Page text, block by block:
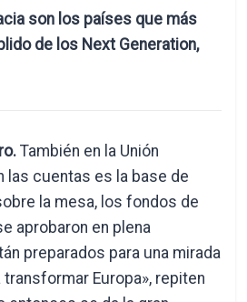
son los países que más
de los Next Generation,
También en la Unión
las cuentas es la base de
la mesa, los fondos de
aprobaron en plena
preparados para una mirada
transformar Europa», repiten